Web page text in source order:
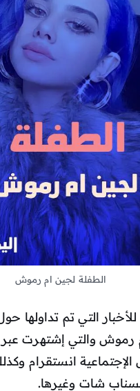
الطفلة لجين ام رموش
التي تم تداولها
رموش والتي إشتهرت
الإجتماعية انستقرام
شات وغيرها.